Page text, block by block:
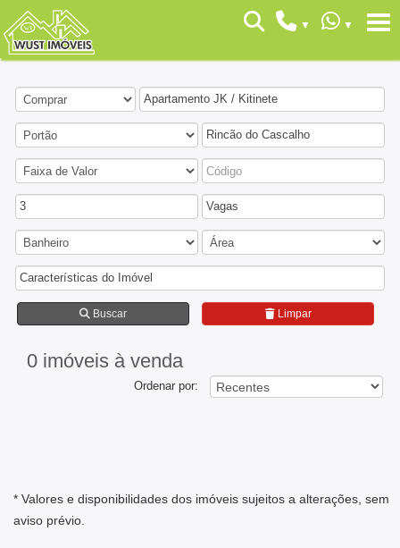
Apartamento JK / Kitinete
Rincão do Cascalho
3 Vagas
Características do Imóvel
Buscar Limpar
0 imóveis à venda
Ordenar por:
* Valores e disponibilidades dos imóveis sujeitos a alterações, sem
aviso prévio.